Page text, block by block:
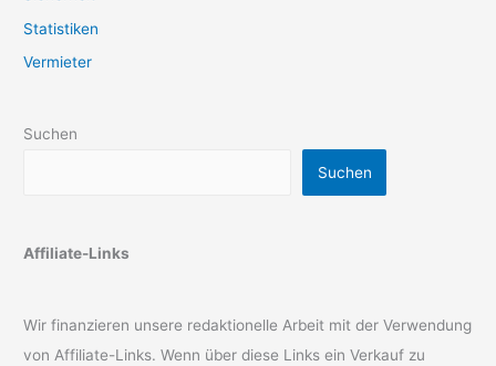
Statistiken
Vermieter
Suchen
Suchen
Affiliate-Links
Wir finanzieren unsere redaktionelle Arbeit mit der Verwendung
von Affiliate-Links. Wenn über diese Links ein Verkauf zu